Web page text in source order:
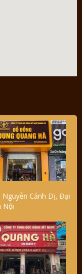
Nguyễn Cảnh Dị, Đại
Nội